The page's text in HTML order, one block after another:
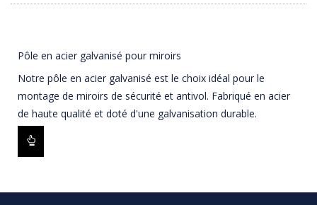
Pôle en acier galvanisé pour miroirs
Notre pôle en acier galvanisé est le choix idéal pour le
montage de miroirs de sécurité et antivol. Fabriqué en acier
de haute qualité et doté d'une galvanisation durable.